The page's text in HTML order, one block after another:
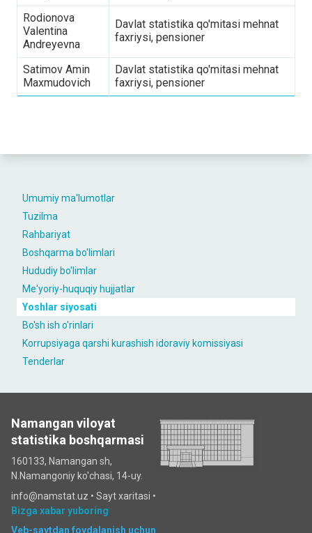
Umumiy ma'lumotlar
Tuzilma
Rahbariyat
Boshqarma bo'limlari
Hududiy bo'limlar
Me'yoriy-huquqiy hujjatlar
Yoshlar siyosati
Bo'sh ish o'rinlari
Korrupsiyaga qarshi kurashish idoraviy komissiyasi
Tenderlar
Rodionova
Valentina
Andreyevna
Davlat statistika qo'mitasi mehnat
faxriysi, pensioner
Satimov Amin
Maxmudovich
Davlat statistika qo'mitasi mehnat
faxriysi, pensioner
Namangan viloyat
statistika boshqarmasi
160133, Namangan sh,
N.Namangoniy ko'chasi, 14-uy.
info@namstat.uz • Sayt xaritasi •
Bizga xabar yuboring
Veb-saytdan foydalanish uchun